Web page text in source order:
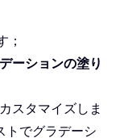
；
ーションの塗り
スタマイズしま
トでグラデーシ